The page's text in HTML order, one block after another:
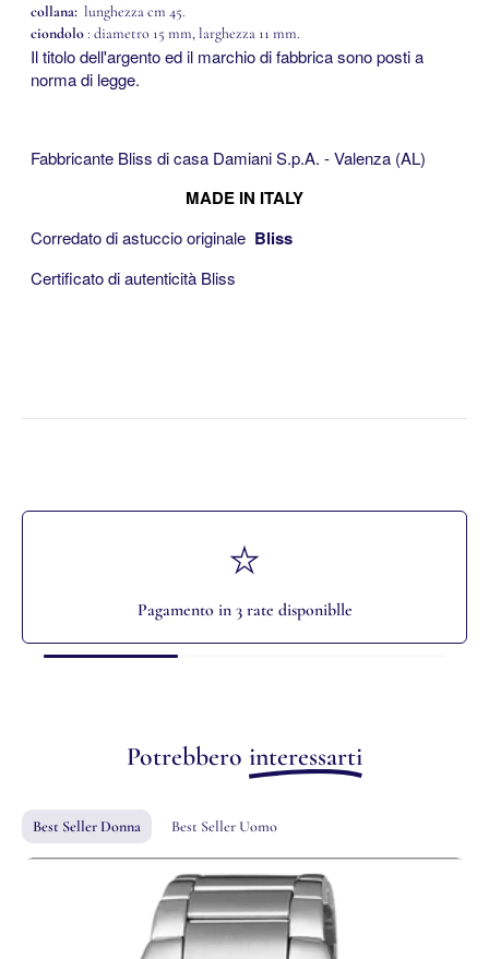
collana: lunghezza cm 45.
ciondolo: diametro 15 mm, larghezza 11 mm.
Il titolo dell'argento ed il marchio di fabbrica sono posti a
norma di legge.
Fabbricante Bliss di casa Damiani S.p.A. - Valenza (AL)
MADE IN ITALY
Corredato di astuccio originale Bliss
Certificato di autenticità Bliss
Pagamento in 3 rate disponiblle
Potrebbero interessarti
Best Seller Donna Best Seller Uomo